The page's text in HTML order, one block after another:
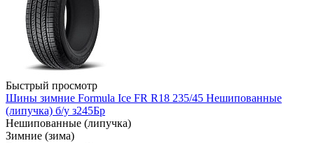
Быстрый просмотр
Шины зимние Formula Ice FR R18 235/45 Нешипованные
(липучка) б/у з245Бр
Нешипованные (липучка)
Зимние (зима)